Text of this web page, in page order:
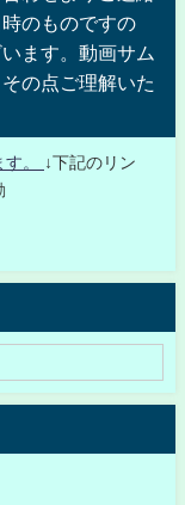
のものですの
ます。動画サム
の点ご理解いた
。
↓下記のリン